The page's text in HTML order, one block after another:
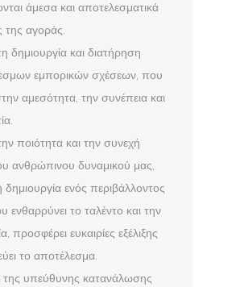
άμεσα και αποτελεσματικά
της αγοράς.
και διατήρηση
εμπορικών σχέσεων, που
αμεσότητα, την συνέπεια και
ποιότητα και την συνεχή
ανθρώπινου δυναμικού μας,
ενός περιβάλλοντος
ενθαρρύνει το ταλέντο και την
προσφέρει ευκαιρίες εξέλιξης
το αποτέλεσμα.
υπεύθυνης κατανάλωσης